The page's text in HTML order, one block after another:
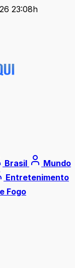
23:08h
Brasil
Mundo
Entretenimento
Fogo